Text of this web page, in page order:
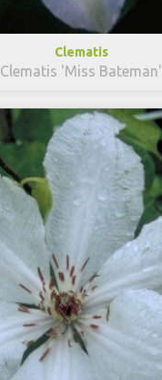
Clematis
Clematis 'Miss Bateman'